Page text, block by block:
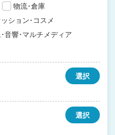
物流･倉庫
ション･コスメ
音響･マルチメディア
選択
選択